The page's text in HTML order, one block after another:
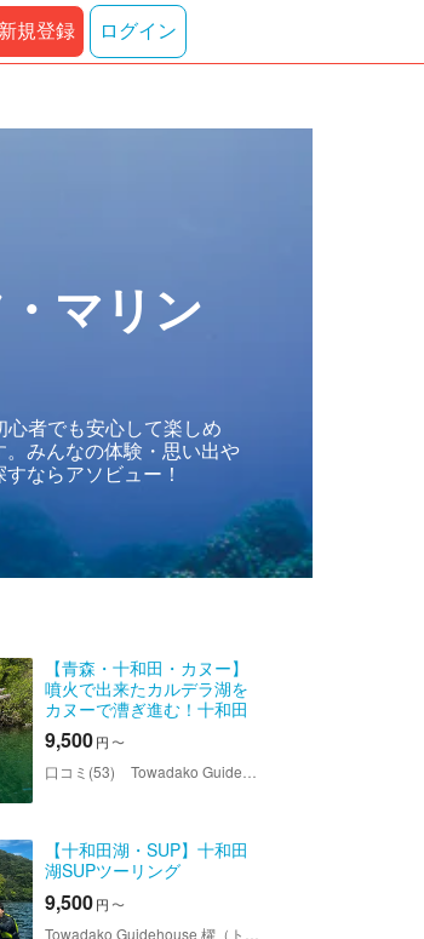
新規登録 ログイン
マリン
者でも安心して楽しめ
みんなの体験・思い出や
ならアソビュー！
【青森・十和田・カヌー】
噴火で出来たカルデラ湖を
カヌーで漕ぎ進む！十和田
湖カナディアンカヌーツア
ー
9,500円 〜
口コミ(53) Towadako Guidehouse 櫂（トワダコガイドハウスカイ）
【十和田湖・SUP】十和田
湖SUPツーリング
9,500円 〜